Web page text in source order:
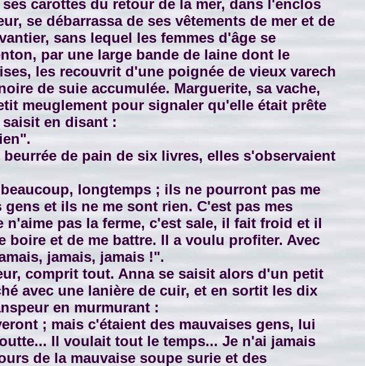
carottes du retour de la mer, dans l'enclos
se débarrassa de ses vêtements de mer et de
sans lequel les femmes d'âge se
par une large bande de laine dont le
les recouvrit d'une poignée de vieux varech
de suie accumulée. Marguerite, sa vache,
meuglement pour signaler qu'elle était prête
en disant :
de pain de six livres, elles s'observaient
longtemps ; ils ne pourront pas me
et ils ne me sont rien. C'est pas mes
pas la ferme, c'est sale, il fait froid et il
et de me battre. Il a voulu profiter. Avec
jamais, jamais !".
comprit tout. Anna se saisit alors d'un petit
avec une lanière de cuir, et en sortit les dix
en murmurant :
; mais c'étaient des mauvaises gens, lui
Il voulait tout le temps... Je n'ai jamais
de la mauvaise soupe surie et des